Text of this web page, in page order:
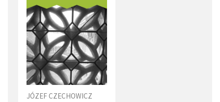
JÓZEF CZECHOWICZ